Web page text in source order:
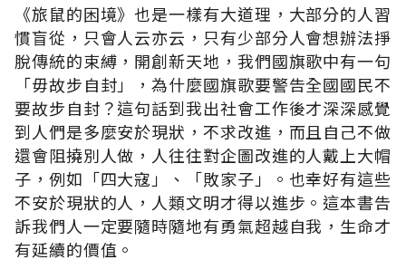
《旅鼠的困境》也是一樣有大道理，大部分的人習
慣盲從，只會人云亦云，只有少部分人會想辦法掙
脫傳統的束縛，開創新天地，我們國旗歌中有一句
「毋故步自封」，為什麼國旗歌要警告全國國民不
要故步自封？這句話到我出社會工作後才深深感覺
到人們是多麼安於現狀，不求改進，而且自己不做
還會阻撓別人做，人往往對企圖改進的人戴上大帽
子，例如「四大寇」、「敗家子」。也幸好有這些
不安於現狀的人，人類文明才得以進步。這本書告
訴我們人一定要隨時隨地有勇氣超越自我，生命才
有延續的價值。